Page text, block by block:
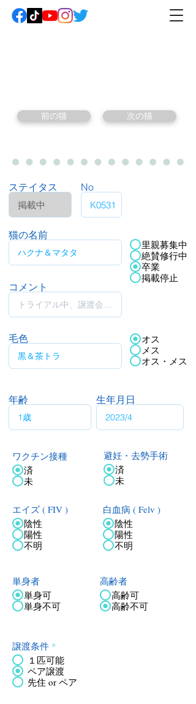
前の猫 次の猫
ステイタス No
猫の名前
コメント
里親募集中
絶賛修行中
卒業
掲載停止
毛色
オス
メス
オス・メス
年齢 生年月日
ワクチン接種
済
未
エイズ ( FIV )
陰性
陽性
不明
避妊・去勢手術
済
未
白血病 ( Felv )
陰性
陽性
不明
単身者
単身可
単身不可
高齢者
高齢可
高齢不可
譲渡条件 *
１匹可能
ペア譲渡
先住 or ペア